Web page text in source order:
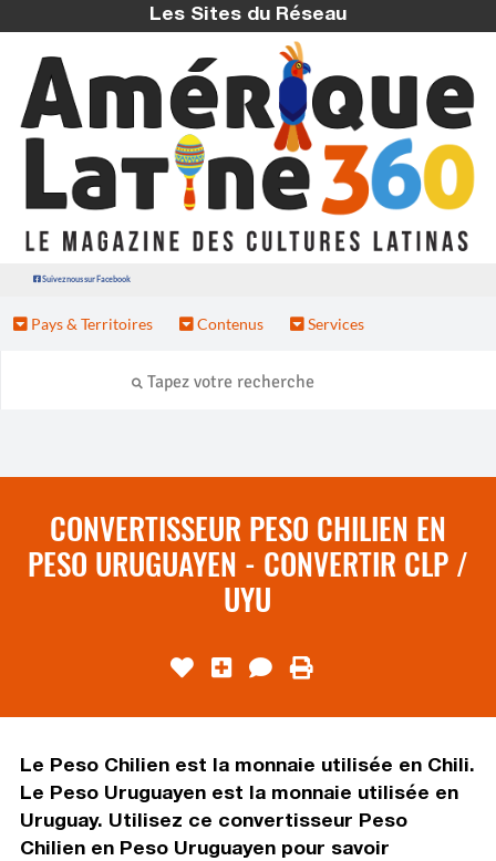
Les Sites du Réseau
Suivez nous sur Facebook
Pays & Territoires Contenus Services
CONVERTISSEUR PESO CHILIEN EN
PESO URUGUAYEN - CONVERTIR CLP /
UYU
Le Peso Chilien est la monnaie utilisée en Chili.
Le Peso Uruguayen est la monnaie utilisée en
Uruguay. Utilisez ce convertisseur Peso
Chilien en Peso Uruguayen pour savoir